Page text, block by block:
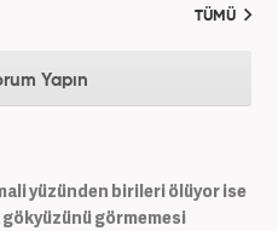
TÜMÜ
Yapın
yüzünden birileri ölüyor ise
görmemesi